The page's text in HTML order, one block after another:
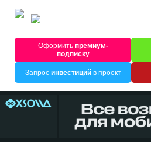
Оформитьпремиум-
подписку
Запрос инвестицийв проект